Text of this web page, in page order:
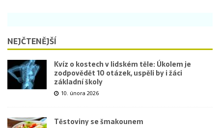
NEJČTENĚJŠÍ
Kvíz o kostech v lidském těle: Úkolem je
zodpovědět 10 otázek, uspěli by i žáci
základní školy
10. února 2026
Těstoviny se šmakounem